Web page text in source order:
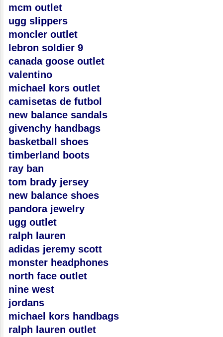
mcm outlet
ugg slippers
moncler outlet
lebron soldier 9
canada goose outlet
valentino
michael kors outlet
camisetas de futbol
new balance sandals
givenchy handbags
basketball shoes
timberland boots
ray ban
tom brady jersey
new balance shoes
pandora jewelry
ugg outlet
ralph lauren
adidas jeremy scott
monster headphones
north face outlet
nine west
jordans
michael kors handbags
ralph lauren outlet